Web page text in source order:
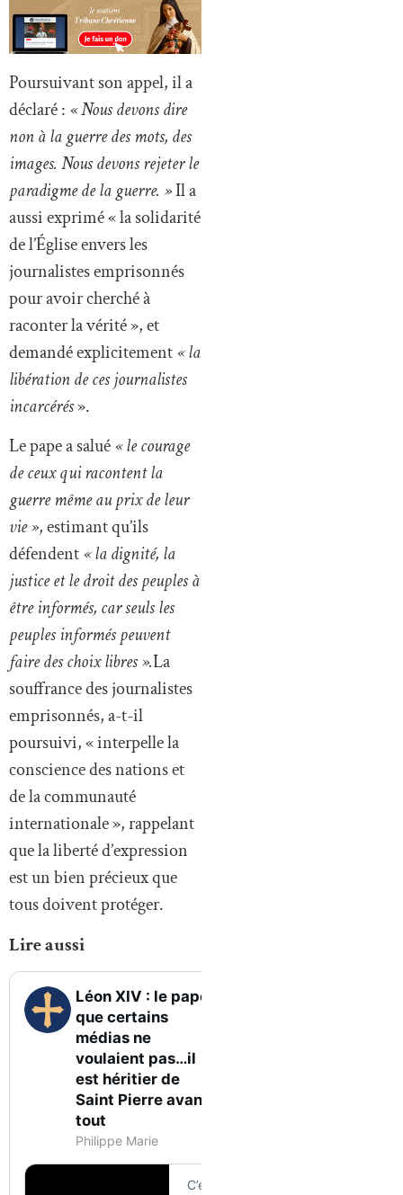
Poursuivant son appel, il a
déclaré : « Nous devons dire
non à la guerre des mots, des
images. Nous devons rejeter le
paradigme de la guerre. »Il a
aussi exprimé « la solidarité
de l’Église envers les
journalistes emprisonnés
pour avoir cherché à
raconter la vérité », et
demandé explicitement« la
libération de ces journalistes
incarcérés».
Le pape a salué« le courage
de ceux qui racontent la
guerre même au prix de leur
vie », estimant qu’ils
défendent« la dignité, la
justice et le droit des peuples à
être informés, car seuls les
peuples informés peuvent
faire des choix libres ».La
souffrance des journalistes
emprisonnés, a-t-il
poursuivi, « interpelle la
conscience des nations et
de la communauté
internationale », rappelant
que la liberté d’expression
est un bien précieux que
tous doivent protéger.
Lire aussi